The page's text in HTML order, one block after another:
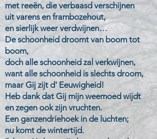
met reeën, die verbaasd verschijnen
uit varens en frambozehout,
en sierlijk weer verdwijnen…
De schoonheid droomt van boom tot
boom,
doch alle schoonheid zal verkwijnen,
want alle schoonheid is slechts droom,
maar Gij zijt d' Eeuwigheid!
Heb dank dat Gij mijn weemoed wijdt
en zegen ook zijn vruchten.
Een ganzendriehoek in de luchten;
nu komt de wintertijd.